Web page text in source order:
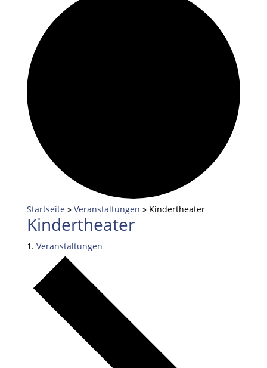
Startseite » Veranstaltungen » Kindertheater
Kindertheater
Veranstaltungen